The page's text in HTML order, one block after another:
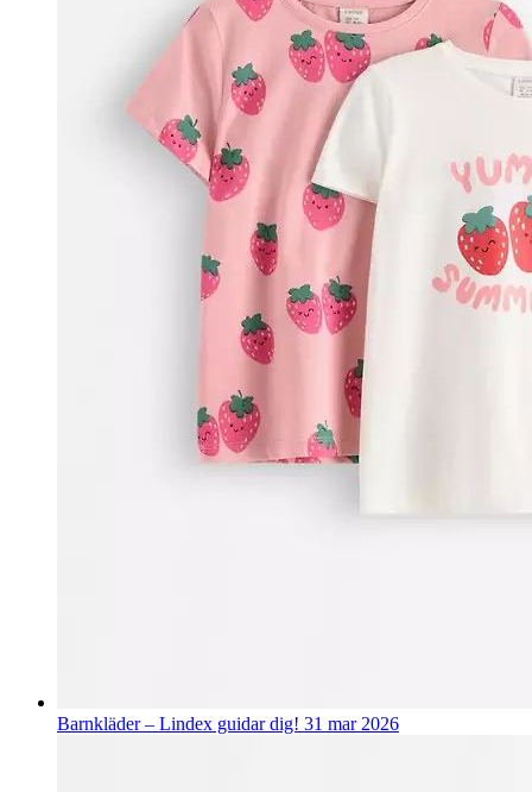
Barnkläder – Lindex guidar dig! 31 mar 2026